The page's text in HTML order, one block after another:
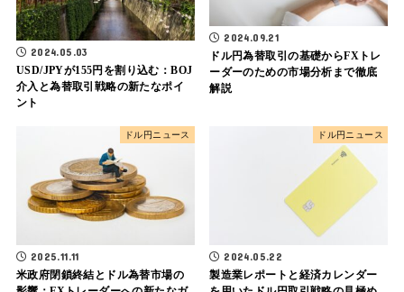
2024.05.03
USD/JPYが155円を割り込む：BOJ
介入と為替取引戦略の新たなポイ
ント
2024.09.21
ドル円為替取引の基礎からFXトレ
ーダーのための市場分析まで徹底
解説
ドル円ニュース
2025.11.11
米政府閉鎖終結とドル為替市場の
ドル円ニュース
2024.05.22
製造業レポートと経済カレンダー